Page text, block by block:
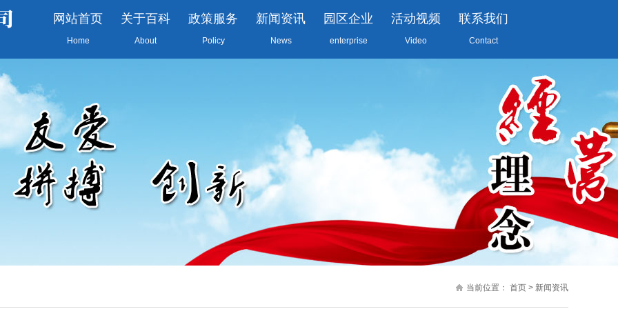
网站首页
Home
关于百科
About
政策服务
Policy
新闻资讯
News
园区企业
enterprise
活动视频
Video
联系我们
Contact
当前位置： 首页 > 新闻资讯